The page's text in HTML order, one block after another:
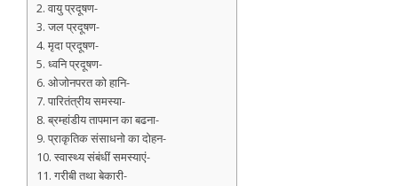
2. वायु प्रदूषण-
3. जल प्रदूषण-
4. मृदा प्रदूषण-
5. ध्वनि प्रदूषण-
6. ओजोनपरत को हानि-
7. पारितंत्रीय समस्या-
8. ब्रम्हांडीय तापमान का बढना-
9. प्राकृतिक संसाधनो का दोहन-
10. स्वास्थ्य संबंधीं समस्याएं-
11. गरीबी तथा बेकारी-